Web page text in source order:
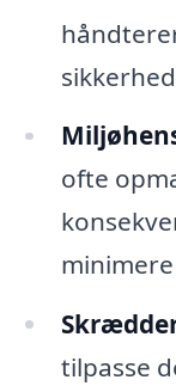
ofte
tilpasse